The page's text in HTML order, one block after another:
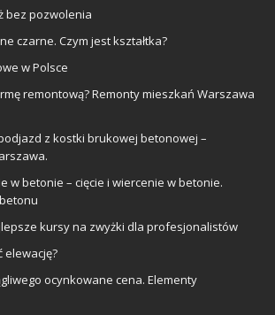
bez pozwolenia
czarne. Czym jest kształtka?
w Polsce
remontową? Remonty mieszkań Warszawa
z kostki brukowej betonowej –
w betonie – cięcie i wiercenie w betonie.
kursy na zwyżki dla profesjonalistów
elewację?
ocynkowane cena. Elementy